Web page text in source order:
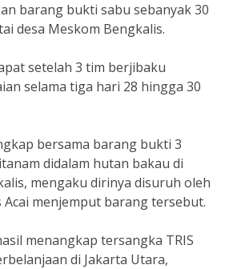
barang bukti sabu sebanyak 30
desa Meskom Bengkalis.
setelah 3 tim berjibaku
selama tiga hari 28 hingga 30
bersama barang bukti 3
didalam hutan bakau di
mengaku dirinya disuruh oleh
Acai menjemput barang tersebut.
menangkap tersangka TRIS
di Jakarta Utara,